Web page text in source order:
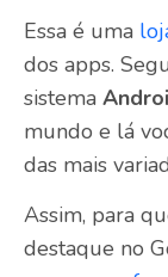
Essa é uma
dos apps.
sistema
mundo e lá
das mais
Assim, para
destaque no